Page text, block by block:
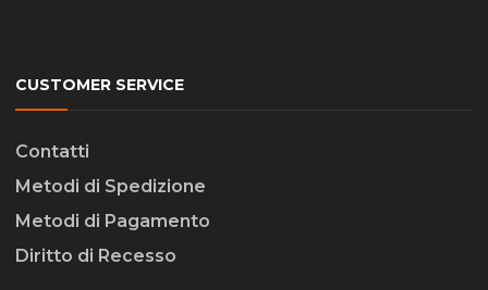
CUSTOMER SERVICE
Contatti
Metodi di Spedizione
Metodi di Pagamento
Diritto di Recesso